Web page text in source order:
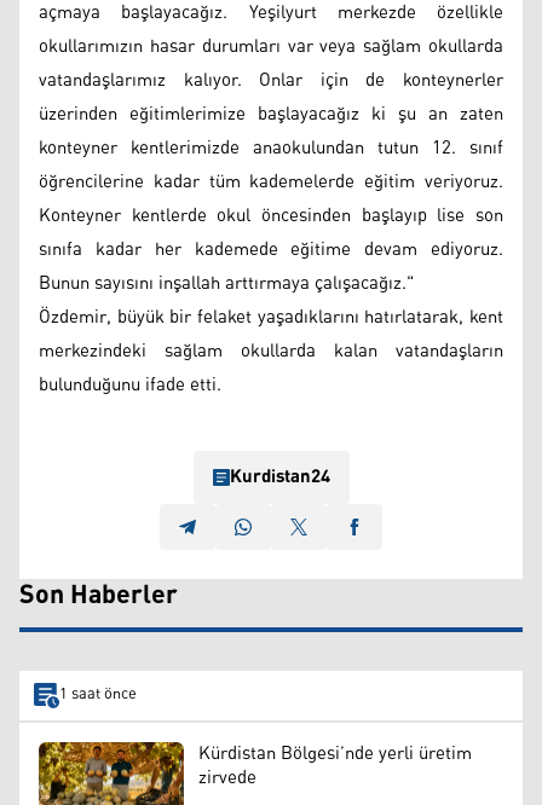
açmaya başlayacağız. Yeşilyurt merkezde özellikle
okullarımızın hasar durumları var veya sağlam okullarda
vatandaşlarımız kalıyor. Onlar için de konteynerler
üzerinden eğitimlerimize başlayacağız ki şu an zaten
konteyner kentlerimizde anaokulundan tutun 12. sınıf
öğrencilerine kadar tüm kademelerde eğitim veriyoruz.
Konteyner kentlerde okul öncesinden başlayıp lise son
sınıfa kadar her kademede eğitime devam ediyoruz.
Bunun sayısını inşallah arttırmaya çalışacağız."
Özdemir, büyük bir felaket yaşadıklarını hatırlatarak, kent
merkezindeki sağlam okullarda kalan vatandaşların
bulunduğunu ifade etti.
Kurdistan24
Son Haberler
1 saat önce
Kürdistan Bölgesi’nde yerli üretim
zirvede